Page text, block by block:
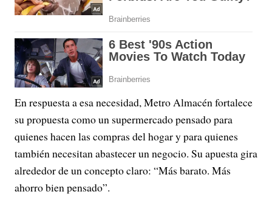
En respuesta a esa necesidad, Metro Almacén fortalece
su propuesta como un supermercado pensado para
quienes hacen las compras del hogar y para quienes
también necesitan abastecer un negocio. Su apuesta gira
alrededor de un concepto claro: “Más barato. Más
ahorro bien pensado”.